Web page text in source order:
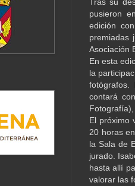
Tras su
pusieron
edición
premiadas
Asociación
En esta
la
contará
El próximo
20 horas
la Sala de
jurado.
hasta allí
valorar las